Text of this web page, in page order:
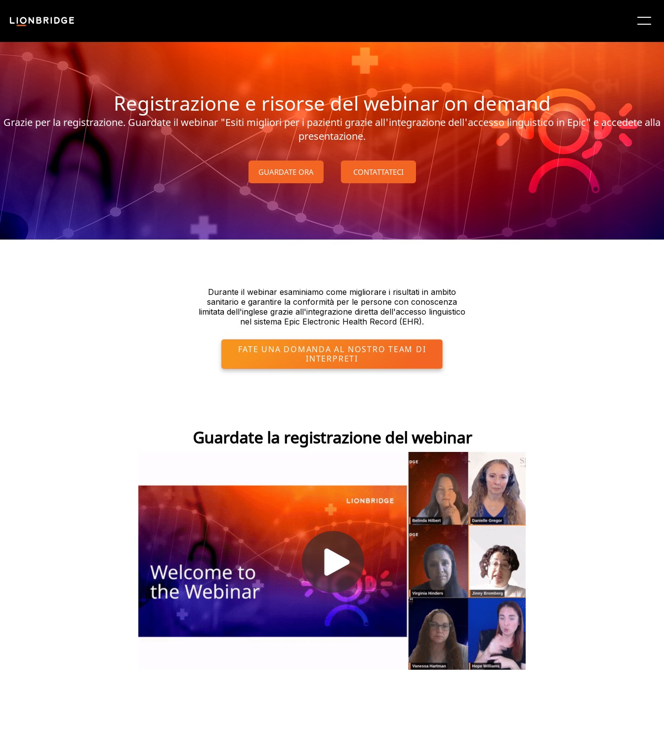
Registrazione e risorse del webinar on demand
Grazie per la registrazione. Guardate il webinar "Esiti migliori per i pazienti grazie all'integrazione dell'accesso linguistico in Epic" e accedete alla
presentazione.
GUARDATE ORA CONTATTATECI
Durante il webinar esaminiamo come migliorare i risultati in ambito
sanitario e garantire la conformità per le persone con conoscenza
limitata dell'inglese grazie all'integrazione diretta dell'accesso linguistico
nel sistema Epic Electronic Health Record (EHR).
FATE UNA DOMANDA AL NOSTRO TEAM DI
INTERPRETI
Guardate la registrazione del webinar